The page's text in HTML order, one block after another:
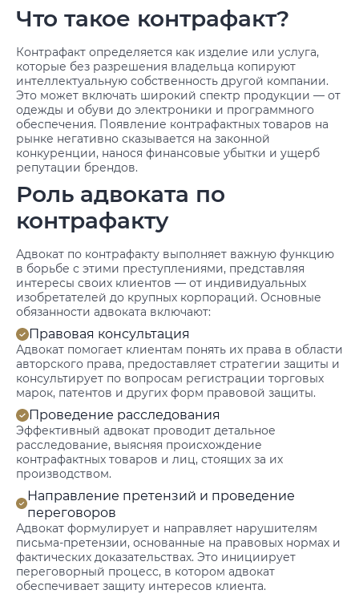
Что такое контрафакт?
Контрафакт определяется как изделие или услуга,
которые без разрешения владельца копируют
интеллектуальную собственность другой компании.
Это может включать широкий спектр продукции — от
одежды и обуви до электроники и программного
обеспечения. Появление контрафактных товаров на
рынке негативно сказывается на законной
конкуренции, нанося финансовые убытки и ущерб
репутации брендов.
Роль адвоката по
контрафакту
Адвокат по контрафакту выполняет важную функцию
в борьбе с этими преступлениями, представляя
интересы своих клиентов — от индивидуальных
изобретателей до крупных корпораций. Основные
обязанности адвоката включают:
Правовая консультация
Адвокат помогает клиентам понять их права в области
авторского права, предоставляет стратегии защиты и
консультирует по вопросам регистрации торговых
марок, патентов и других форм правовой защиты.
Проведение расследования
Эффективный адвокат проводит детальное
расследование, выясняя происхождение
контрафактных товаров и лиц, стоящих за их
производством.
Направление претензий и проведение
переговоров
Адвокат формулирует и направляет нарушителям
письма-претензии, основанные на правовых нормах и
фактических доказательствах. Это инициирует
переговорный процесс, в котором адвокат
обеспечивает защиту интересов клиента.